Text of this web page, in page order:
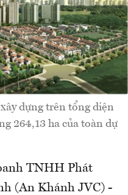
dựng trên tổng diện
264,13 ha của toàn dự
TNHH Phát
(An Khánh JVC) -